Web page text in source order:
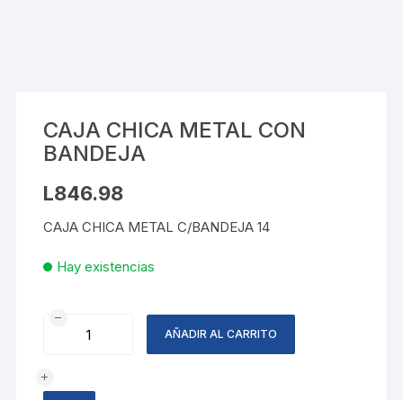
CAJA CHICA METAL CON
BANDEJA
L846.98
CAJA CHICA METAL C/BANDEJA 14
Hay existencias
CAJA
CON
AÑADIR AL CARRITO